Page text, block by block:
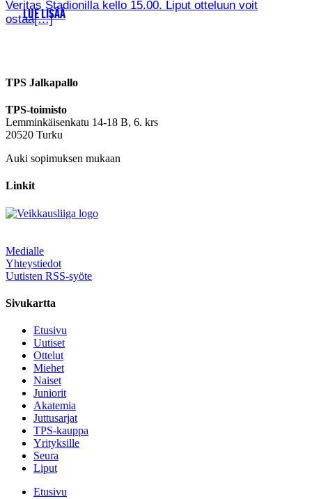
Veritas Stadionilla kello 15.00. Liput otteluun voit
ostaa[…]
LUE LISÄÄ
TPS Jalkapallo
TPS-toimisto
Lemminkäisenkatu 14-18 B, 6. krs
20520 Turku
Auki sopimuksen mukaan
Linkit
Medialle
Yhteystiedot
Uutisten RSS-syöte
Sivukartta
Etusivu
Uutiset
Ottelut
Miehet
Naiset
Juniorit
Akatemia
Juttusarjat
TPS-kauppa
Yrityksille
Seura
Liput
Etusivu